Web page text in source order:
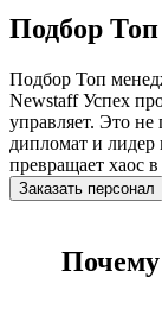
Подбор
Подбор Топ
Newstaff Успех
управляет. Это не
дипломат и лидер
превращает хаос
Заказать персонал
Почему